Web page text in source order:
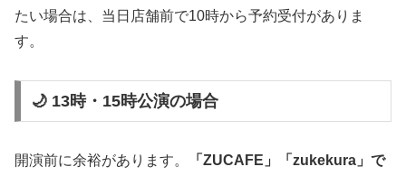
たい場合は、当日店舗前で10時から予約受付がありま
す。
🌙 13時・15時公演の場合
開演前に余裕があります。
「ZUCAFE」「zukekura」で